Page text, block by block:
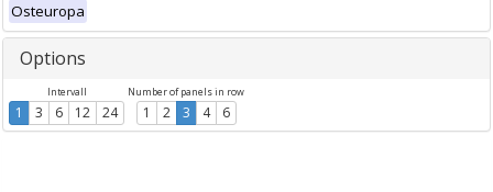
Osteuropa
Options
Intervall
1 3 6 12 24
Number of panels in row
1 2 3 4 6